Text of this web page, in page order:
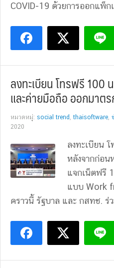
COVID-19 ด้วยการออกแพ็ก
ลงทะเบียน โทรฟรี 100
และค่ายมือถือ ออกมาต
หมวดหมู่: social trend ,thaisoftware,
2020
ลงทะเบียน
หลังจากก่อ
แจกเน็ตฟรี
แบบ Work
คราวนี้ รัฐบาล และ กสทช. ร่